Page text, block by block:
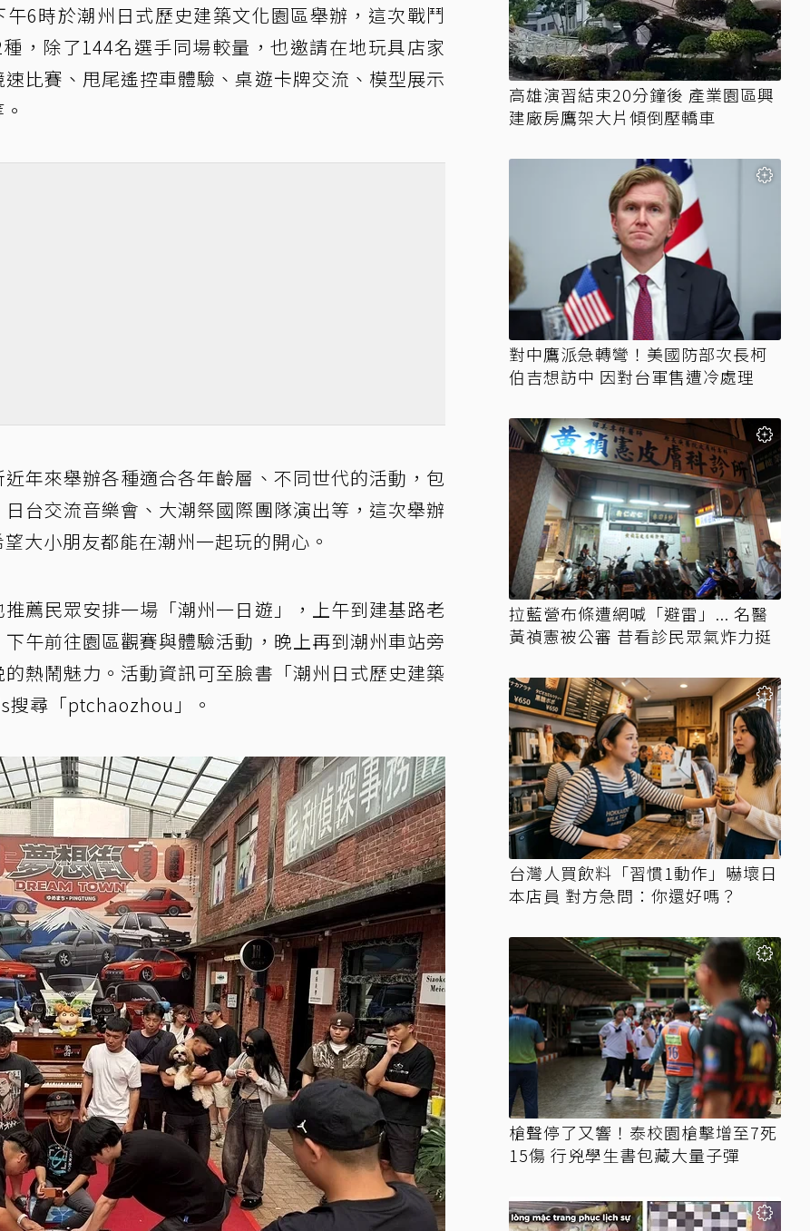
6時於潮州日式歷史建築文化園區舉辦，這次戰鬥
，除了144名選手同場較量，也邀請在地玩具店家
比賽、甩尾遙控車體驗、桌遊卡牌交流、模型展示
年來舉辦各種適合各年齡層、不同世代的活動，包
台交流音樂會、大潮祭國際團隊演出等，這次舉辦
大小朋友都能在潮州一起玩的開心。
薦民眾安排一場「潮州一日遊」，上午到建基路老
午前往園區觀賽與體驗活動，晚上再到潮州車站旁
熱鬧魅力。活動資訊可至臉書「潮州日式歷史建築
尋「ptchaozhou」。
高雄演習結束20分鐘後 產業園區興
建廠房鷹架大片傾倒壓轎車
對中鷹派急轉彎！美國防部次長柯
伯吉想訪中 因對台軍售遭冷處理
拉藍營布條遭網喊「避雷」... 名醫
黃禎憲被公審 昔看診民眾氣炸力挺
台灣人買飲料「習慣1動作」嚇壞日
本店員 對方急問：你還好嗎？
槍聲停了又響！泰校園槍擊增至7死
15傷 行兇學生書包藏大量子彈